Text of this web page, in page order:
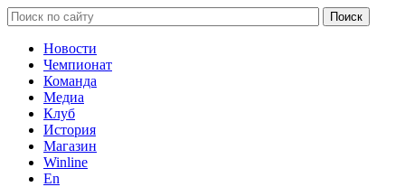
Новости
Чемпионат
Команда
Медиа
Клуб
История
Магазин
Winline
En